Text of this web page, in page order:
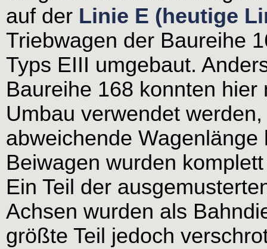
auf der Linie E (heutige
Triebwagen der Baureihe
Typs EIII umgebaut.
Baureihe 168 konnten
Umbau verwendet
abweichende
Beiwagen wurden
Ein Teil der
Achsen wurden als
größte Teil jedoch